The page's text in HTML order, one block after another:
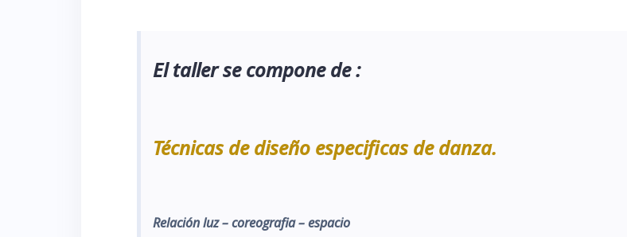
El taller se compone de :
Técnicas de diseño especificas de danza.
Relación luz – coreografia – espacio